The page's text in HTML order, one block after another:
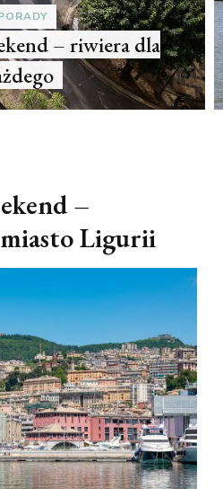
PORADY
Belgrad na weekend
historia
–
Ligurii